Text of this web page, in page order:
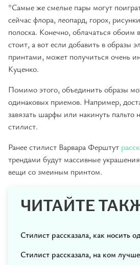
"Самые же смелые пары могут
сейчас флора, леопард, горох,
полоска. Конечно, облачаться обоим
стоит, а вот если добавить в образы
принтами, может получиться очень
Куценко.
Помимо этого, объединить образы
одинаковых приемов. Например,
завязать шарфы или накинуть пальто
стилист.
Ранее стилист Варвара Ферштут
трендами будут массивные
вещи со змеиным принтом.
ЧИТАЙТЕ
Стилист рассказала, как носить
Стилист рассказала, на ком